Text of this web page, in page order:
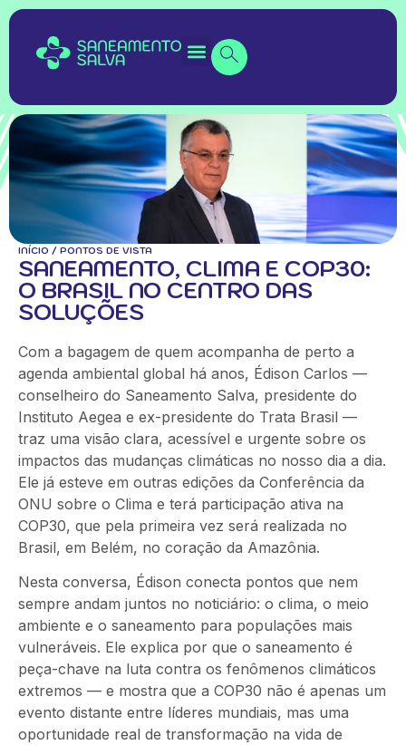
INÍCIO / PONTOS DE VISTA
SANEAMENTO, CLIMA E COP30:
O BRASIL NO CENTRO DAS
SOLUÇÕES
Com a bagagem de quem acompanha de perto a
agenda ambiental global há anos, Édison Carlos —
conselheiro do Saneamento Salva, presidente do
Instituto Aegea e ex-presidente do Trata Brasil —
traz uma visão clara, acessível e urgente sobre os
impactos das mudanças climáticas no nosso dia a dia.
Ele já esteve em outras edições da Conferência da
ONU sobre o Clima e terá participação ativa na
COP30, que pela primeira vez será realizada no
Brasil, em Belém, no coração da Amazônia.
Nesta conversa, Édison conecta pontos que nem
sempre andam juntos no noticiário: o clima, o meio
ambiente e o saneamento para populações mais
vulneráveis. Ele explica por que o saneamento é
peça-chave na luta contra os fenômenos climáticos
extremos — e mostra que a COP30 não é apenas um
evento distante entre líderes mundiais, mas uma
oportunidade real de transformação na vida de